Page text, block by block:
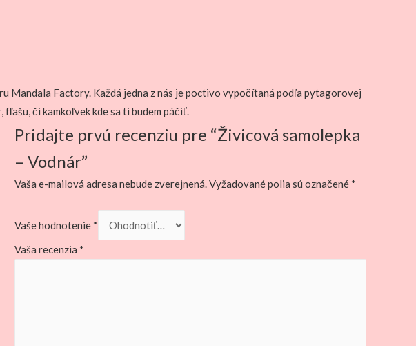
Mandala Factory. Každá jedna z nás je poctivo vypočítaná podľa pytagorovej
či kamkoľvek kde sa ti budem páčiť.
Pridajte prvú recenziu pre “Živicová samolepka
– Vodnár”
Vaša e-mailová adresa nebude zverejnená.Vyžadované polia sú označené *
Vaše hodnotenie *
Vaša recenzia *